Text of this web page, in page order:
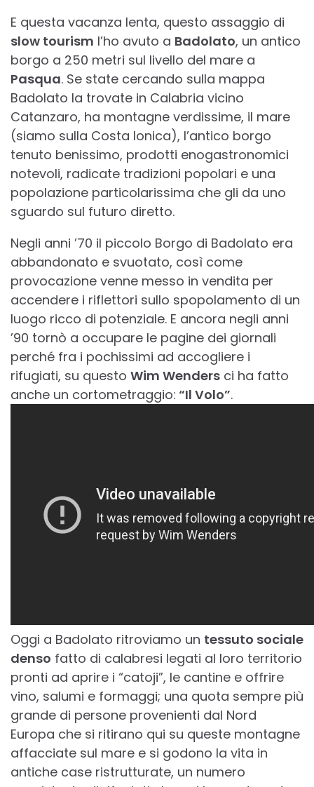
E questa vacanza lenta, questo assaggio di
slow tourism l’ho avuto a Badolato, un antico
borgo a 250 metri sul livello del mare a
Pasqua. Se state cercando sulla mappa
Badolato la trovate in Calabria vicino
Catanzaro, ha montagne verdissime, il mare
(siamo sulla Costa Ionica), l’antico borgo
tenuto benissimo, prodotti enogastronomici
notevoli, radicate tradizioni popolari e una
popolazione particolarissima che gli da uno
sguardo sul futuro diretto.
Negli anni ’70 il piccolo Borgo di Badolato era
abbandonato e svuotato, così come
provocazione venne messo in vendita per
accendere i riflettori sullo spopolamento di un
luogo ricco di potenziale. E ancora negli anni
’90 tornò a occupare le pagine dei giornali
perché fra i pochissimi ad accogliere i
rifugiati, su questo Wim Wenders ci ha fatto
anche un cortometraggio: “Il Volo”.
Oggi a Badolato ritroviamo un tessuto sociale
denso fatto di calabresi legati al loro territorio
pronti ad aprire i “catoji”, le cantine e offrire
vino, salumi e formaggi; una quota sempre più
grande di persone provenienti dal Nord
Europa che si ritirano qui su queste montagne
affacciate sul mare e si godono la vita in
antiche case ristrutturate, un numero